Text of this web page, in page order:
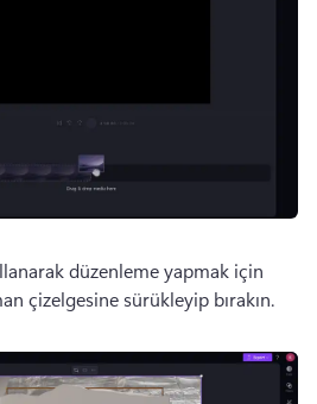
düzenleme yapmak için
çizelgesine sürükleyip bırakın.